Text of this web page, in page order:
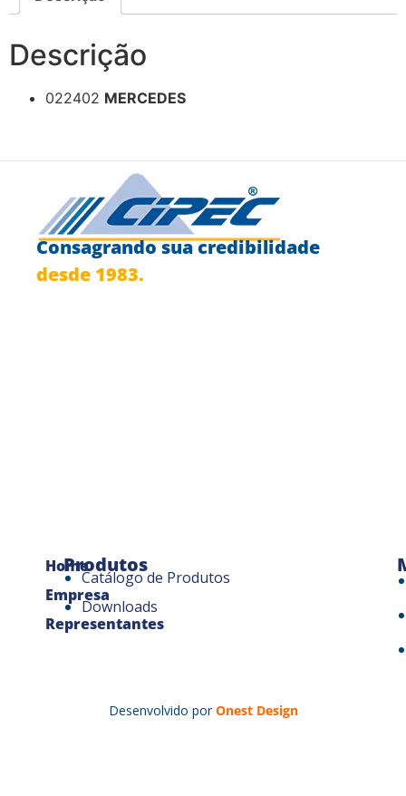
Descrição
022402 MERCEDES
Consagrando sua credibilidade
desde 1983.
Home
Empresa
Representantes
Produtos
Catálogo de Produtos
Downloads
Desenvolvido por Onest Design